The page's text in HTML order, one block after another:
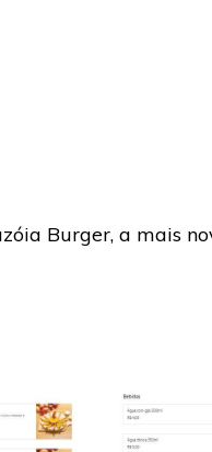
Burger, a mais